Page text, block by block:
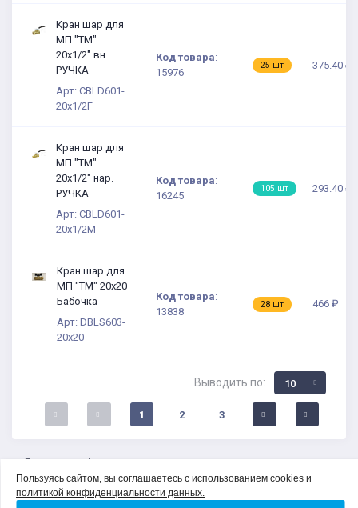
Пользуясь сайтом, вы соглашаетесь с использованием cookies и
политикой конфиденциальности данных.
Кран шар для
МП "TM"
20х1/2" вн.
РУЧКА
Арт: СBLD601-
20x1/2F
Код товара:
15976
25 шт 375.40 ₽
Кран шар для
МП "TM"
20х1/2" нар.
РУЧКА
Арт: CBLD601-
20x1/2M
Код товара:
16245
105 шт 293.40 ₽
Кран шар для
МП "TM" 20х20
Бабочка
Арт: DBLS603-
20x20
Код товара:
13838
28 шт 466 ₽
Выводить по: 10
1 2 3
Политика конфиденциальности
Соглашение на обработку персональных данных
О компании